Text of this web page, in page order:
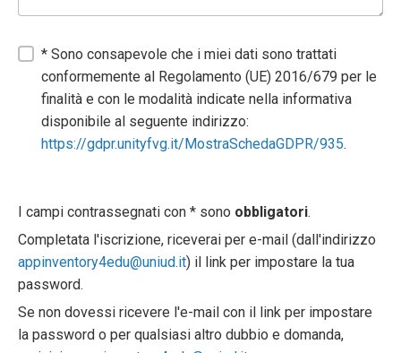
* Sono consapevole che i miei dati sono trattati
conformemente al Regolamento (UE) 2016/679 per le
finalità e con le modalità indicate nella informativa
disponibile al seguente indirizzo:
https://gdpr.unityfvg.it/MostraSchedaGDPR/935.
I campi contrassegnati con * sono obbligatori.
Completata l'iscrizione, riceverai per e-mail (dall'indirizzo
appinventory4edu@uniud.it) il link per impostare la tua
password.
Se non dovessi ricevere l'e-mail con il link per impostare
la password o per qualsiasi altro dubbio e domanda,